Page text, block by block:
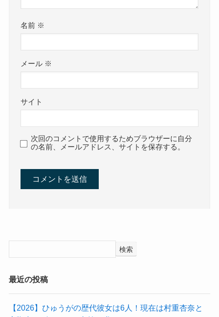
名前 ※
メール ※
サイト
次回のコメントで使用するためブラウザーに自分
の名前、メールアドレス、サイトを保存する。
検索
最近の投稿
【2026】ひゅうがの歴代彼女は6人！現在は村重杏奈と